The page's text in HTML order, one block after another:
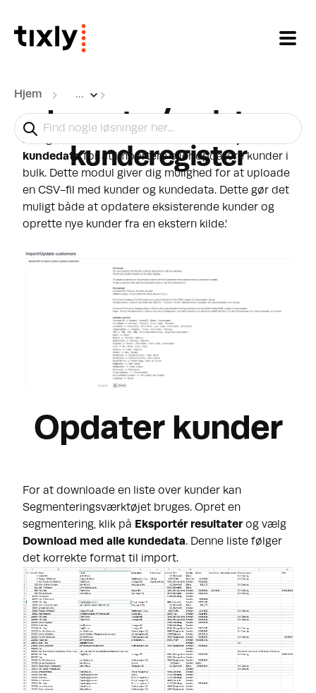
Hjem ...
Importer/opdater
kunderegister
Naviger til
kundedata for at importere eller opdatere kunder i
bulk. Dette modul giver dig mulighed for at uploade
en CSV-fil med kunder og kundedata. Dette gør det
muligt både at opdatere eksisterende kunder og
oprette nye kunder fra en ekstern kilde.'
Opdater kunder
For at downloade en liste over kunder kan
Segmenteringsværktøjet bruges. Opret en
segmentering, klik på Eksportér resultaterog vælg
Download med alle kundedata. Denne liste følger
det korrekte format til import.